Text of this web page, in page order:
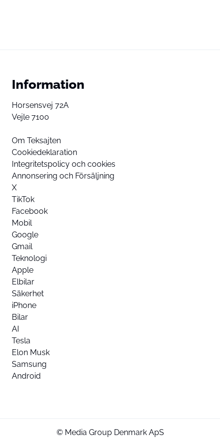
Information
Horsensvej 72A
Vejle 7100
Om Teksajten
Cookiedeklaration
Integritetspolicy och cookies
Annonsering och Försäljning
X
TikTok
Facebook
Mobil
Google
Gmail
Teknologi
Apple
Elbilar
Säkerhet
iPhone
Bilar
AI
Tesla
Elon Musk
Samsung
Android
© Media Group Denmark ApS